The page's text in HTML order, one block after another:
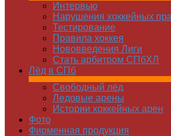
Интервью
Нарушения хоккейных
Тестирование
Правила хоккея
Нововведения Лиги
Стать арбитром СПбХЛ
Лёд в СПб
Свободный лёд
Ледовые арены
Истории хоккейных арен
Фото
Фирменная продукция